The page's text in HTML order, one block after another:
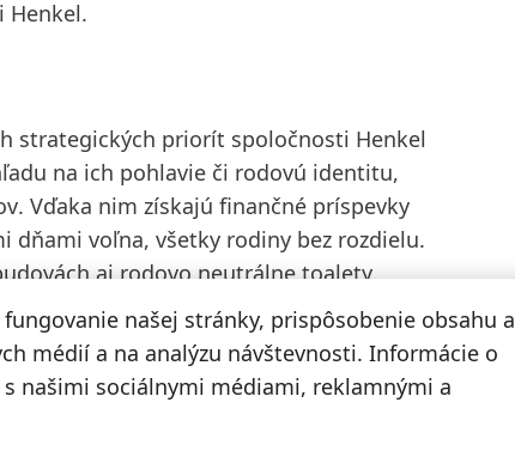
Henkel.
strategických priorít spoločnosti Henkel
na ich pohlavie či rodovú identitu,
. Vďaka nim získajú finančné príspevky
voľna, všetky rodiny bez rozdielu.
ajrodovo neutrálne toalety.
porozumenie a empatiu.
a aktivít zameraných na rôzne aspekty
aj prednášok o Rómoch v štáte,
rade hrdým signatárom
našej stránky, prispôsobenie obsahu a
médií a na analýzu návštevnosti. Informácie o
našimi sociálnymi médiami, reklamnými a